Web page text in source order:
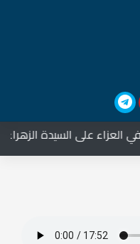
على السيدة الزهراء